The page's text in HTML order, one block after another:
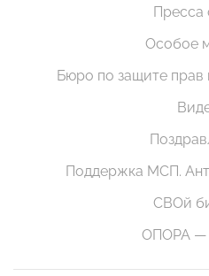
Пресса
Особое
Бюро по защите прав
Поддержка МСП.
СВОй
ОПОРА —